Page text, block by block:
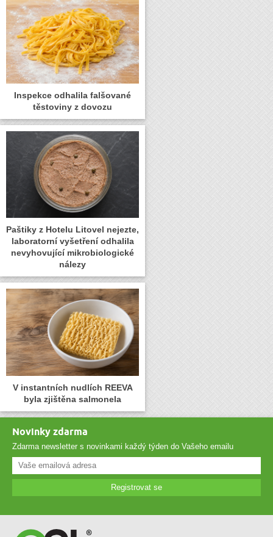
Inspekce odhalila falšované
těstoviny z dovozu
Paštiky z Hotelu Litovel nejezte,
laboratorní vyšetření odhalila
nevyhovující mikrobiologické
nálezy
V instantních nudlích REEVA
byla zjištěna salmonela
Novinky zdarma
Zdarma newsletter s novinkami každý týden do Vašeho emailu
Registrovat se